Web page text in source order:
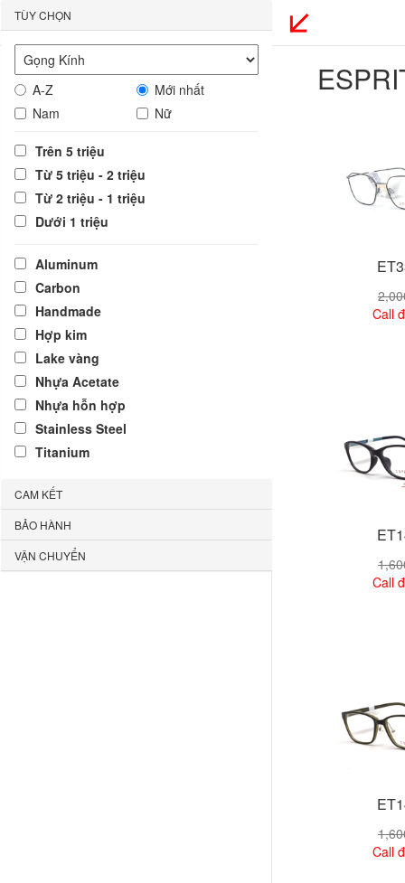
TÙY CHỌN
A-Z
Mới nhất
Nam
Nữ
Trên 5 triệu
Từ 5 triệu - 2 triệu
Từ 2 triệu - 1 triệu
Dưới 1 triệu
Aluminum
Carbon
Handmade
Hợp kim
Lake vàng
Nhựa Acetate
Nhựa hỗn hợp
Stainless Steel
Titanium
CAM KẾT
BẢO HÀNH
VẬN CHUYỂN
Call
Call
Call